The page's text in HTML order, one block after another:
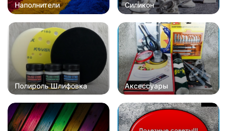
Наполнители Силикон
Полироль Шлифовка Аксессуары